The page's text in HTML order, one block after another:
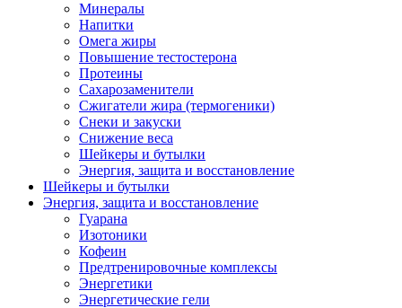
Минералы
Напитки
Омега жиры
Повышение тестостерона
Протеины
Сахарозаменители
Сжигатели жира (термогеники)
Снеки и закуски
Снижение веса
Шейкеры и бутылки
Энергия, защита и восстановление
Шейкеры и бутылки
Энергия, защита и восстановление
Гуарана
Изотоники
Кофеин
Предтренировочные комплексы
Энергетики
Энергетические гели